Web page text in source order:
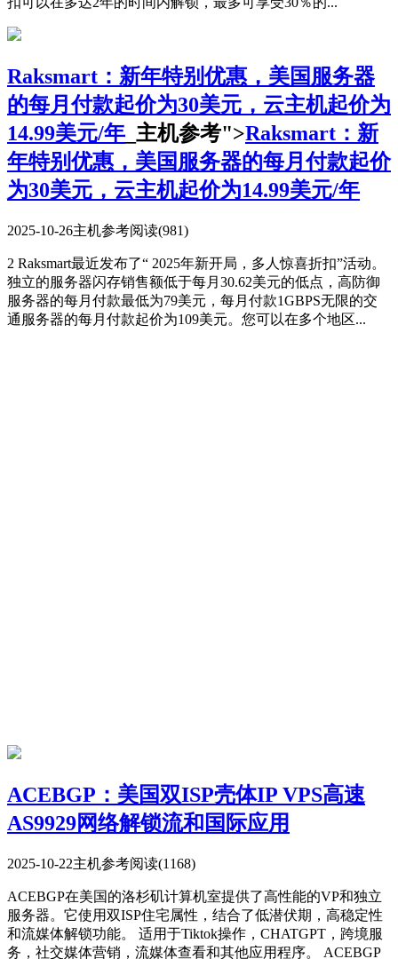
Raksmart：新年特别优惠，美国服务器
的每月付款起价为30美元，云主机起价为
14.99美元/年 _主机参考">Raksmart：新
年特别优惠，美国服务器的每月付款起价
为30美元，云主机起价为14.99美元/年
2025-10-26主机参考阅读(981)
2 Raksmart最近发布了“ 2025年新开局，多人惊喜折扣”活动。
独立的服务器闪存销售额低于每月30.62美元的低点，高防御
服务器的每月付款最低为79美元，每月付款1GBPS无限的交
通服务器的每月付款起价为109美元。您可以在多个地区...
ACEBGP：美国双ISP壳体IP VPS高速
AS9929网络解锁流和国际应用
2025-10-22主机参考阅读(1168)
ACEBGP在美国的洛杉矶计算机室提供了高性能的VP和独立
服务器。它使用双ISP住宅属性，结合了低潜伏期，高稳定性
和流媒体解锁功能。 适用于Tiktok操作，CHATGPT，跨境服
务，社交媒体营销，流媒体查看和其他应用程序。 ACEBGP